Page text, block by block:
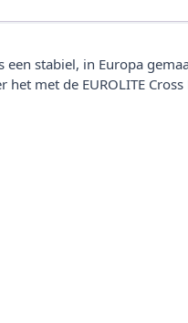
is een stabiel, in Europa
met de EUROLITE